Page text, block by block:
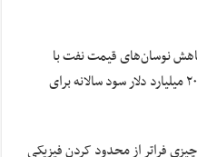
نوسان‌های قیمت نفت با
بهره‌گیری از ظرفیت مازاد اوپک ۱۷۰ تا ۲۰۰ میلیارد دلار سود سالانه برای
فراتر از محدود کردن فیزیکی